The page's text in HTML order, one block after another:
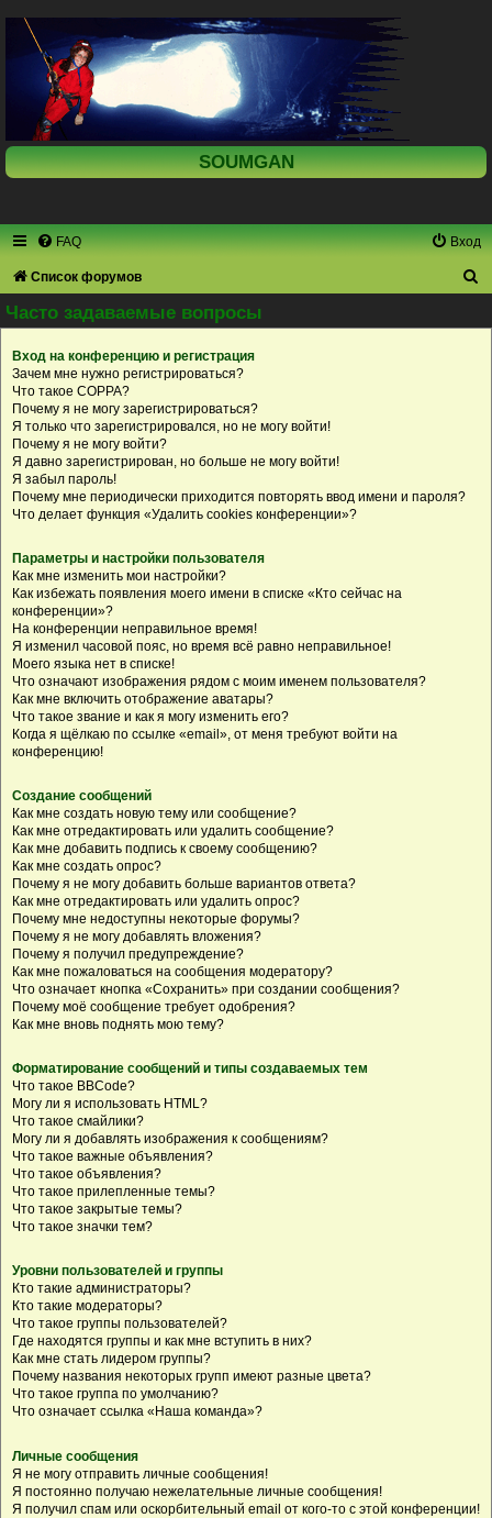
SOUMGAN
FAQ Вход
Список форумов
и
Часто задаваемые вопросы
Вход на конференцию и регистрация
Зачем мне нужно регистрироваться?
Что такое COPPA?
Почему я не могу зарегистрироваться?
Я только что зарегистрировался, но не могу войти!
Почему я не могу войти?
Я давно зарегистрирован, но больше не могу войти!
Я забыл пароль!
Почему мне периодически приходится повторять ввод имени и пароля?
Что делает функция «Удалить cookies конференции»?
Параметры и настройки пользователя
Как мне изменить мои настройки?
Как избежать появления моего имени в списке «Кто сейчас на
конференции»?
На конференции неправильное время!
Я изменил часовой пояс, но время всё равно неправильное!
Моего языка нет в списке!
Что означают изображения рядом с моим именем пользователя?
Как мне включить отображение аватары?
Что такое звание и как я могу изменить его?
Когда я щёлкаю по ссылке «email», от меня требуют войти на
конференцию!
Создание сообщений
Как мне создать новую тему или сообщение?
Как мне отредактировать или удалить сообщение?
Как мне добавить подпись к своему сообщению?
Как мне создать опрос?
Почему я не могу добавить больше вариантов ответа?
Как мне отредактировать или удалить опрос?
Почему мне недоступны некоторые форумы?
Почему я не могу добавлять вложения?
Почему я получил предупреждение?
Как мне пожаловаться на сообщения модератору?
Что означает кнопка «Сохранить» при создании сообщения?
Почему моё сообщение требует одобрения?
Как мне вновь поднять мою тему?
Форматирование сообщений и типы создаваемых тем
Что такое BBCode?
Могу ли я использовать HTML?
Что такое смайлики?
Могу ли я добавлять изображения к сообщениям?
Что такое важные объявления?
Что такое объявления?
Что такое прилепленные темы?
Что такое закрытые темы?
Что такое значки тем?
Уровни пользователей и группы
Кто такие администраторы?
Кто такие модераторы?
Что такое группы пользователей?
Где находятся группы и как мне вступить в них?
Как мне стать лидером группы?
Почему названия некоторых групп имеют разные цвета?
Что такое группа по умолчанию?
Что означает ссылка «Наша команда»?
Личные сообщения
Я не могу отправить личные сообщения!
Я постоянно получаю нежелательные личные сообщения!
Я получил спам или оскорбительный email от кого-то с этой конференции!